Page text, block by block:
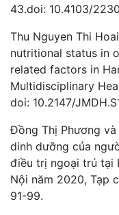
43.doi: 10.4103/
Thu Nguyen Thi
nutritional status in
related factors in
Multidisciplinary
doi: 10.2147/
Đồng Thị Phương
dinh dưỡng của
điều trị ngoại trú tại
Nội năm 2020, Tạp
91-99.